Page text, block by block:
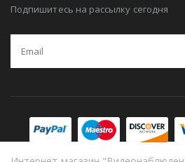
Подпишитесь на рассылку сегодня